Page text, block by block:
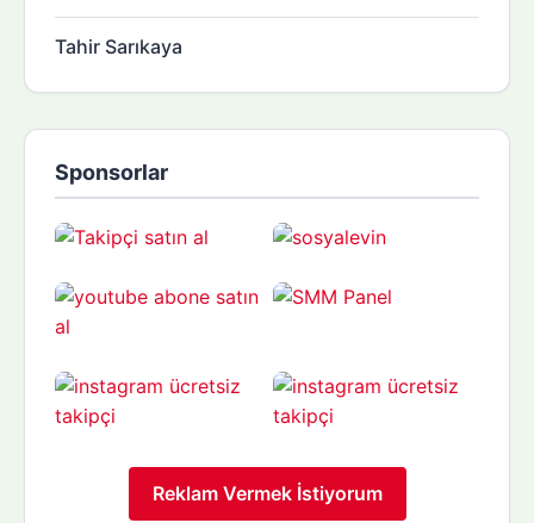
Tahir Sarıkaya
Sponsorlar
Reklam Vermek İstiyorum